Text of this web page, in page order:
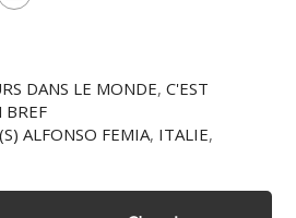
DANS LE MONDE,C'EST
BREF
ALFONSO FEMIA, ITALIE,